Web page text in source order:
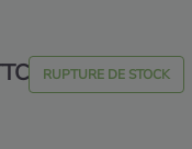
RUPTURE DE STOCK